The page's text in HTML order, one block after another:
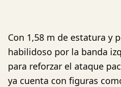
Con 1,58 m de estatura y
habilidoso por la banda
para reforzar el ataque
ya cuenta con figuras